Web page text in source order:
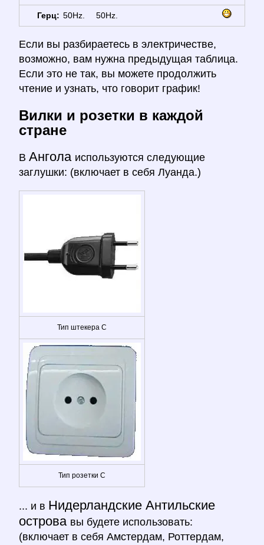
Герц: 50Hz. 50Hz.
Если вы разбираетесь в электричестве,
возможно, вам нужна предыдущая таблица.
Если это не так, вы можете продолжить
чтение и узнать, что говорит график!
Вилки и розетки в каждой
стране
В Ангола используются следующие
заглушки: (включает в себя Луанда.)
Тип штекера C
Тип розетки C
... и в Нидерландские Антильские
острова вы будете использовать:
(включает в себя Амстердам, Роттердам,